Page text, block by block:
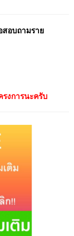
อบถามราย
รงการนะครับ